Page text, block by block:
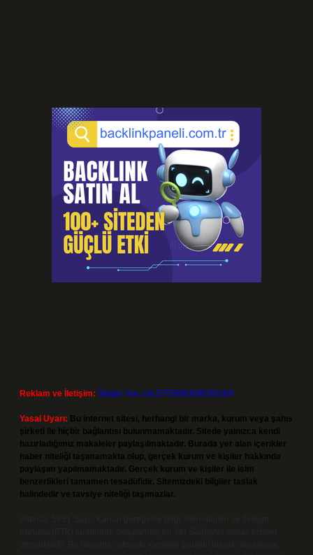
Reklam ve İletişim: Skype: live:.cid.575569c608265c69
Yasal Uyarı: Bu internet sitesi, herhangi bir marka, kurum veya şahıs
şirketi ile hiçbir bağlantısı bulunmamaktadır. Sitede yalnızca kendi
hazırladığımız makaleler paylaşılmaktadır. Burada yer alan içerikler
haber niteliği taşımamakta olup, gerçek kurum ve kişiler hakkında
paylaşım yapılmamaktadır. Gerçek kurum ve kişiler ile isim
benzerlikleri tamamen tesadüfidir. Sitemizdeki bilgiler taslak
halindedir ve tavsiye niteliği taşımazlar.
Sitemiz, 5651 Sayılı Kanun gereğince Bilgi Teknolojileri ve İletişim
Kurumu (BTK) tarafından onaylanmış bir Yer Sağlayıcı olarak hizmet
vermektedir. Bu nedenle, sitedeki içerikleri proaktif olarak denetleme